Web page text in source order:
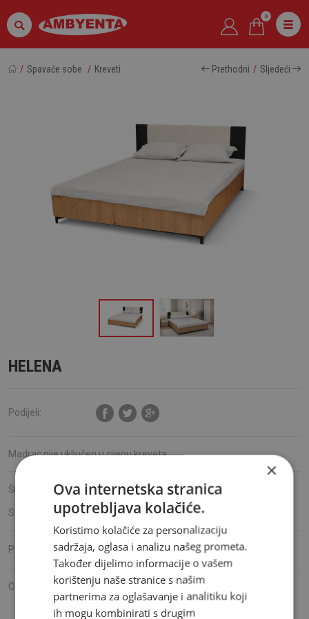
0
Spavaće sobe Kreveti Prethodni Sljedeći
HELENA
Podijeli:
Madrac nije uključen u cijenu kreveta.
Šifra proizvoda: S15150
Stanje: Dostupno
Proizvođač: Ambyenta
Cijena: 419,00 KM
Mjesečna rata već od34.92
×
Ova internetska stranica
upotrebljava kolačiće.
Koristimo kolačiće za personalizaciju
sadržaja, oglasa i analizu našeg prometa.
Također dijelimo informacije o vašem
korištenju naše stranice s našim
partnerima za oglašavanje i analitiku koji
ih mogu kombinirati s drugim